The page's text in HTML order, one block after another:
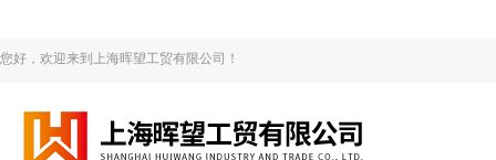
您好，欢迎来到上海晖望工贸有限公司！